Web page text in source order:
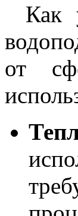
Как
от